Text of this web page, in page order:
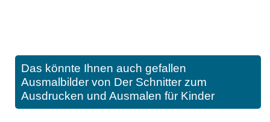
Das könnte Ihnen auch gefallen
Ausmalbilder von Der Schnitter zum
Ausdrucken und Ausmalen für Kinder